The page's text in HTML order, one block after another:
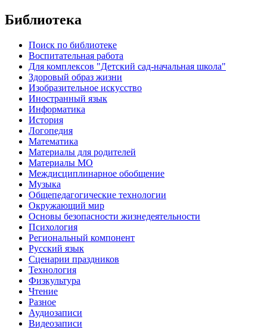
Библиотека
Поиск по библиотеке
Воспитательная работа
Для комплексов "Детский сад-начальная школа"
Здоровый образ жизни
Изобразительное искусство
Иностранный язык
Информатика
История
Логопедия
Математика
Материалы для родителей
Материалы МО
Междисциплинарное обобщение
Музыка
Общепедагогические технологии
Окружающий мир
Основы безопасности жизнедеятельности
Психология
Региональный компонент
Русский язык
Сценарии праздников
Технология
Физкультура
Чтение
Разное
Аудиозаписи
Видеозаписи